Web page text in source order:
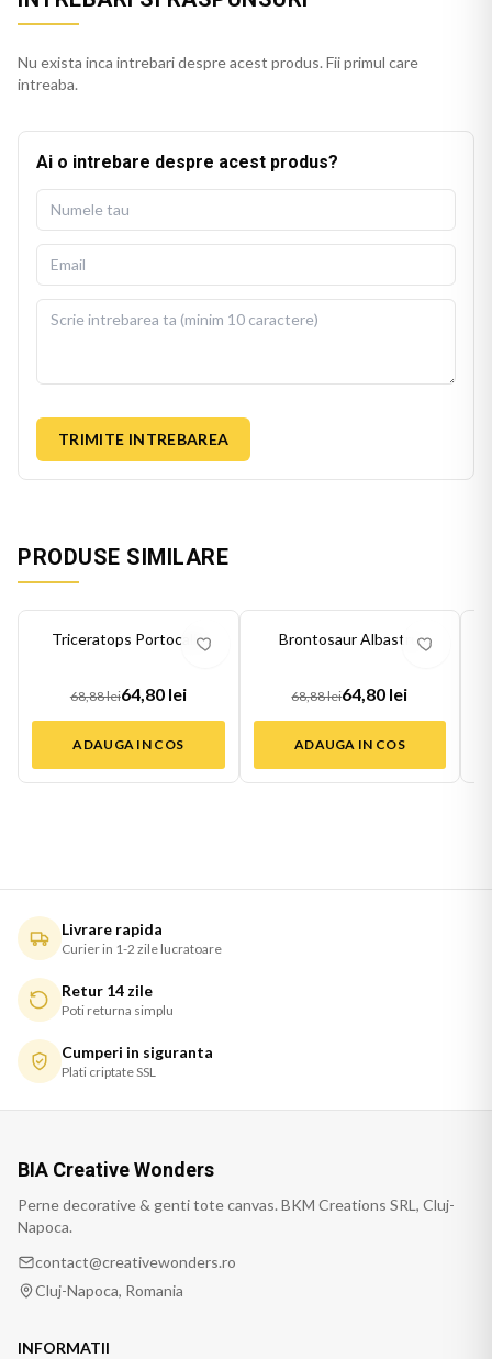
Nu exista inca intrebari despre acest produs. Fii primul care
intreaba.
Ai o intrebare despre acest produs?
TRIMITE INTREBAREA
PRODUSE SIMILARE
Triceratops Portocaliu
68,88 lei64,80 lei
ADAUGA IN COS
Brontosaur Albastru
68,88 lei64,80 lei
ADAUGA IN COS
Livrare rapida
Curier in 1-2 zile lucratoare
Retur 14 zile
Poti returna simplu
Cumperi in siguranta
Plati criptate SSL
BIA Creative Wonders
Perne decorative & genti tote canvas. BKM Creations SRL, Cluj-
Napoca.
contact@creativewonders.ro
Cluj-Napoca, Romania
INFORMATII